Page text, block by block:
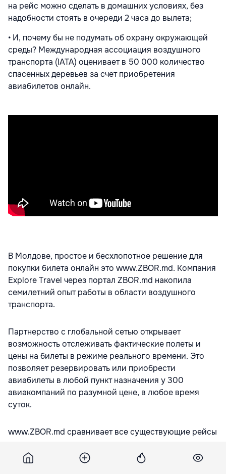
на рейс можно сделать в домашних условиях, без
надобности стоять в очереди 2 часа до вылета;
• И, почему бы не подумать об охрану окружающей
среды? Международная ассоциация воздушного
транспорта (IATA) оценивает в 50 000 количество
спасенных деревьев за счет приобретения
авиабилетов онлайн.
В Молдове, простое и бесхлопотное решение для
покупки билета онлайн это www.ZBOR.md. Компания
Explore Travel через портал ZBOR.md накопила
семилетний опыт работы в области воздушного
транспорта.
Партнерство с глобальной сетью открывает
возможность отслеживать фактические полеты и
цены на билеты в режиме реального времени. Это
позволяет резервировать или приобрести
авиабилеты в любой пункт назначения у 300
авиакомпаний по разумной цене, в любое время
суток.
www.ZBOR.md сравнивает все существующие рейсы
предложения авиакомпаний и позволяет